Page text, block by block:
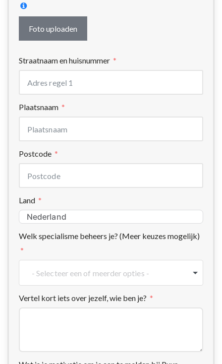
Foto uploaden
Straatnaam en huisnummer
Plaatsnaam
Postcode
Land
Welk specialisme beheers je? (Meer keuzes mogelijk)
Vertel kort iets over jezelf, wie ben je?